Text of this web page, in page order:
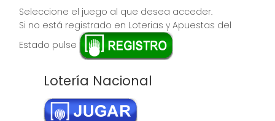
Seleccione el juego al que desea acceder.
Si no está registrado en Loterias y Apuestas del
Estado pulse
Lotería Nacional